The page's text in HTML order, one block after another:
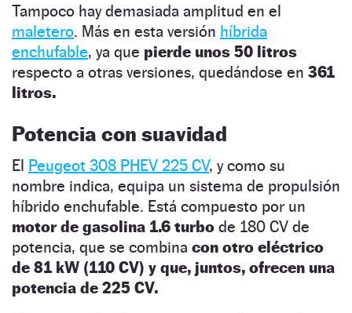
Tampoco hay demasiada amplitud en el
maletero. Más en esta versión híbrida
enchufable, ya que pierde unos 50 litros
respecto a otras versiones, quedándose en 361
litros.
Potencia con suavidad
El Peugeot 308 PHEV 225 CV, y como su
nombre indica, equipa un sistema de propulsión
híbrido enchufable. Está compuesto por un
motor de gasolina 1.6 turbo de 180 CV de
potencia, que se combina con otro eléctrico
de 81 kW (110 CV) y que, juntos, ofrecen una
potencia de 225 CV.